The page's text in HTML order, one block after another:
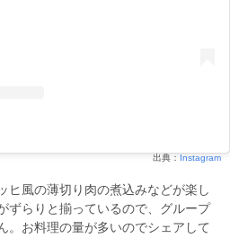
出典： Instagram
ヒ風の薄切り肉の煮込みなどが楽し
ずらりと揃っているので、グループ
。お料理の量が多いのでシェアして